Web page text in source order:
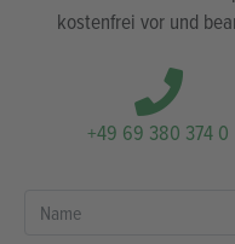
kostenfrei vor und
+49 69 380 374 0